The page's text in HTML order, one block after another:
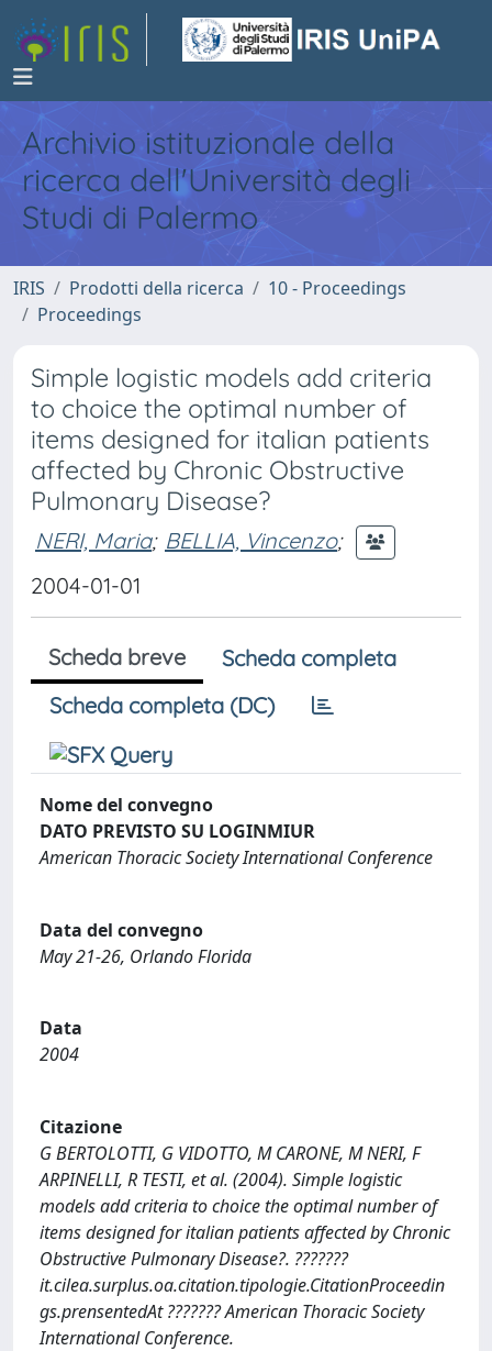
Archivio istituzionale della
ricerca dell'Università degli
Studi di Palermo
IRIS Prodotti della ricerca
10 - Proceedings
Proceedings
Simple logistic models add criteria
to choice the optimal number of
items designed for italian patients
affected by Chronic Obstructive
Pulmonary Disease?
NERI, Maria; BELLIA, Vincenzo;
2004-01-01
Scheda breve
Scheda completa
Scheda completa (DC)
Nome del convegno
DATO PREVISTO SU LOGINMIUR
American Thoracic Society International Conference
Data del convegno
May 21-26, Orlando Florida
Data
2004
Citazione
G BERTOLOTTI, G VIDOTTO, M CARONE, M NERI, F
ARPINELLI, R TESTI, et al. (2004). Simple logistic
models add criteria to choice the optimal number of
items designed for italian patients affected by Chronic
Obstructive Pulmonary Disease?. ???????
it.cilea.surplus.oa.citation.tipologie.CitationProceedin
gs.prensentedAt ??????? American Thoracic Society
International Conference.